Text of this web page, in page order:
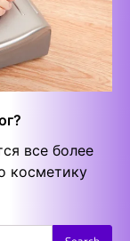
все более
косметику